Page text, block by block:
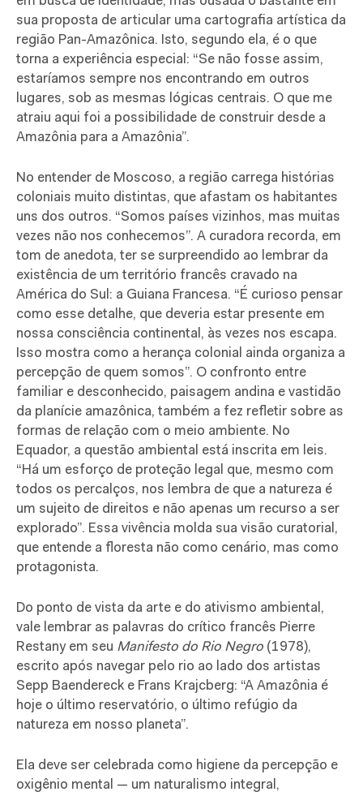
sua proposta de articular uma cartografia artística da
região Pan-Amazônica. Isto, segundo ela, é o que
torna a experiência especial: “Se não fosse assim,
estaríamos sempre nos encontrando em outros
lugares, sob as mesmas lógicas centrais. O que me
atraiu aqui foi a possibilidade de construir desde a
Amazônia para a Amazônia”.
No entender de Moscoso, a região carrega histórias
coloniais muito distintas, que afastam os habitantes
uns dos outros. “Somos países vizinhos, mas muitas
vezes não nos conhecemos”. A curadora recorda, em
tom de anedota, ter se surpreendido ao lembrar da
existência de um território francês cravado na
América do Sul: a Guiana Francesa. “É curioso pensar
como esse detalhe, que deveria estar presente em
nossa consciência continental, às vezes nos escapa.
Isso mostra como a herança colonial ainda organiza a
percepção de quem somos”. O confronto entre
familiar e desconhecido, paisagem andina e vastidão
da planície amazônica, também a fez refletir sobre as
formas de relação com o meio ambiente. No
Equador, a questão ambiental está inscrita em leis.
“Há um esforço de proteção legal que, mesmo com
todos os percalços, nos lembra de que a natureza é
um sujeito de direitos e não apenas um recurso a ser
explorado”. Essa vivência molda sua visão curatorial,
que entende a floresta não como cenário, mas como
protagonista.
Do ponto de vista da arte e do ativismo ambiental,
vale lembrar as palavras do crítico francês Pierre
Restany em seu Manifesto do Rio Negro (1978),
escrito após navegar pelo rio ao lado dos artistas
Sepp Baendereck e Frans Krajcberg: “A Amazônia é
hoje o último reservatório, o último refúgio da
natureza em nosso planeta”.
Ela deve ser celebrada como higiene da percepção e
oxigênio mental — um naturalismo integral,